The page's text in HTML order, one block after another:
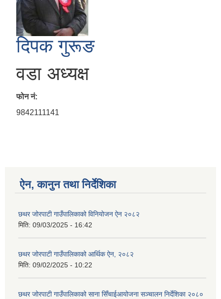
दिपक गुरूङ
वडा अध्यक्ष
फोन नं:
9842111141
ऐन, कानुन तथा निर्देशिका
छथर जोरपाटी गाउँपालिकाको विनियोजन ऐन २०८२
मिति: 09/03/2025 - 16:42
छथर जोरपाटी गाउँपालिकाको आर्थिक ऐन, २०८२
मिति: 09/02/2025 - 10:22
छथर जोरपाटी गाउँपालिकाको साना सिँचाईआयोजना सञ्चालन निर्देशिका २०८०